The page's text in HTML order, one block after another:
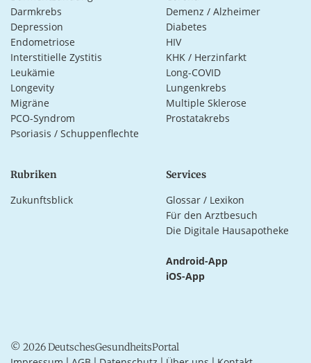
Darmkrebs
Demenz / Alzheimer
Depression
Diabetes
Endometriose
HIV
Interstitielle Zystitis
KHK / Herzinfarkt
Leukämie
Long-COVID
Longevity
Lungenkrebs
Migräne
Multiple Sklerose
PCO-Syndrom
Prostatakrebs
Psoriasis / Schuppenflechte
Rubriken
Zukunftsblick
Services
Glossar / Lexikon
Für den Arztbesuch
Die Digitale Hausapotheke
Android-App
iOS-App
© 2026 DeutschesGesundheitsPortal